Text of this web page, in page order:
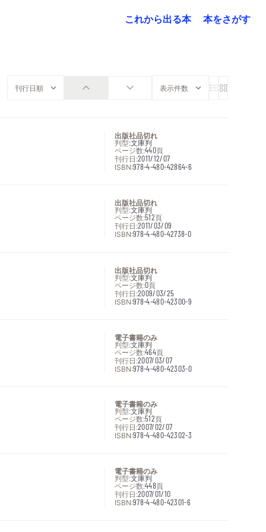
これから出る本
本をさがす
出版社品切れ
判型:文庫判
ページ数:440頁
刊行日:2011/12/07
ISBN:978-4-480-42864-6
出版社品切れ
判型:文庫判
ページ数:512頁
刊行日:2011/03/09
ISBN:978-4-480-42738-0
出版社品切れ
判型:文庫判
ページ数:0頁
刊行日:2009/03/25
ISBN:978-4-480-42300-9
電子書籍のみ
判型:文庫判
ページ数:464頁
刊行日:2007/03/07
ISBN:978-4-480-42303-0
電子書籍のみ
判型:文庫判
ページ数:512頁
刊行日:2007/02/07
ISBN:978-4-480-42302-3
電子書籍のみ
判型:文庫判
ページ数:448頁
刊行日:2007/01/10
ISBN:978-4-480-42301-6